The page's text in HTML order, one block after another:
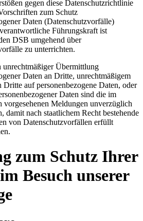
gegen diese Datenschutzrichtlinie
zum Schutz
Daten (Datenschutzvorfälle)
Führungskraft ist
DSB umgehend über
zu unterrichten.
unrechtmäßiger Übermittlung
Daten an Dritte, unrechtmäßigem
auf personenbezogene Daten, oder
Daten sind die im
vorgesehenen Meldungen unverzüglich
damit nach staatlichem Recht bestehende
von Datenschutzvorfällen erfüllt
zum Schutz Ihrer
Besuch unserer